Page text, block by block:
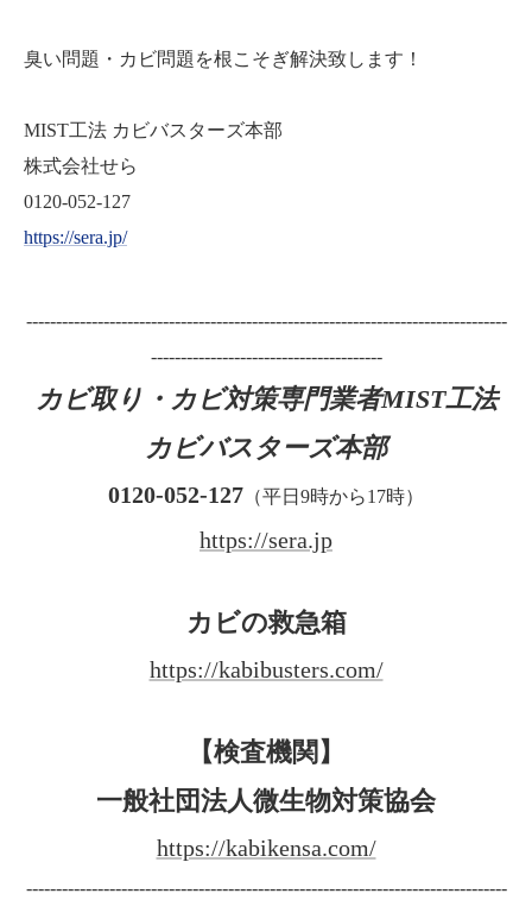
臭い問題・カビ問題を根こそぎ解決致します！
MIST工法 カビバスターズ本部
株式会社せら
0120-052-127
https://sera.jp/
---------------------------------------------------------------------------------
---------------------------------------
カビ取り・カビ対策専門業者MIST工法
カビバスターズ本部
0120-052-127 （平日9時から17時）
https://sera.jp
カビの救急箱
https://kabibusters.com/
【検査機関】
一般社団法人微生物対策協会
https://kabikensa.com/
---------------------------------------------------------------------------------